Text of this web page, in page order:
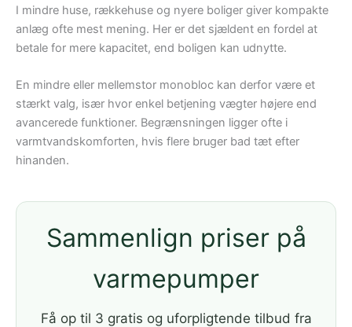
I mindre huse, rækkehuse og nyere boliger giver kompakte
anlæg ofte mest mening. Her er det sjældent en fordel at
betale for mere kapacitet, end boligen kan udnytte.
En mindre eller mellemstor monobloc kan derfor være et
stærkt valg, især hvor enkel betjening vægter højere end
avancerede funktioner. Begrænsningen ligger ofte i
varmtvandskomforten, hvis flere bruger bad tæt efter
hinanden.
Sammenlign priser på
varmepumper
Få op til 3 gratis og uforpligtende tilbud fra